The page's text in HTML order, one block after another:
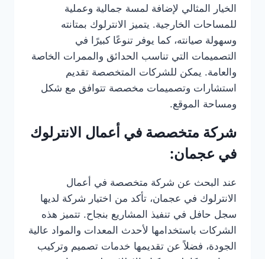
الخيار المثالي لإضافة لمسة جمالية وعملية
للمساحات الخارجية. يتميز الانترلوك بمتانته
وسهولة صيانته، كما يوفر تنوعًا كبيرًا في
التصميمات التي تناسب الحدائق والممرات الخاصة
والعامة. يمكن للشركات المتخصصة تقديم
استشارات وتصميمات مخصصة تتوافق مع شكل
ومساحة الموقع.
شركة متخصصة في أعمال الانترلوك
في عجمان:
عند البحث عن شركة متخصصة في أعمال
الانترلوك في عجمان، تأكد من اختيار شركة لديها
سجل حافل في تنفيذ المشاريع بنجاح. تتميز هذه
الشركات باستخدامها لأحدث المعدات والمواد عالية
الجودة، فضلاً عن تقديمها خدمات تصميم وتركيب